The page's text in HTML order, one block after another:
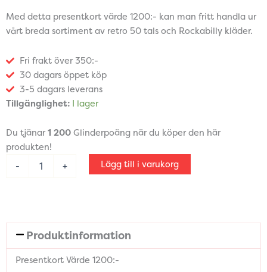
Med detta presentkort värde 1200:- kan man fritt handla ur
vårt breda sortiment av retro 50 tals och Rockabilly kläder.
Fri frakt över 350:-
30 dagars öppet köp
3-5 dagars leverans
Tillgänglighet: I lager
Du tjänar 1 200 Glinderpoäng när du köper den här
produkten!
-
Presentkort
mängd
+ Lägg till i varukorg
Produktinformation
Presentkort Värde 1200:-